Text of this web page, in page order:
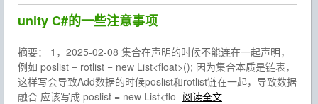
unity C#的一些注意事项
摘要： 1，2025-02-08 集合在声明的时候不能连在一起声明，
例如 poslist = rotlist = new List<float>(); 因为集合本质是链表，
这样写会导致Add数据的时候poslist和rotlist链在一起，导致数据
融合 应该写成 poslist = new List<flo 阅读全文